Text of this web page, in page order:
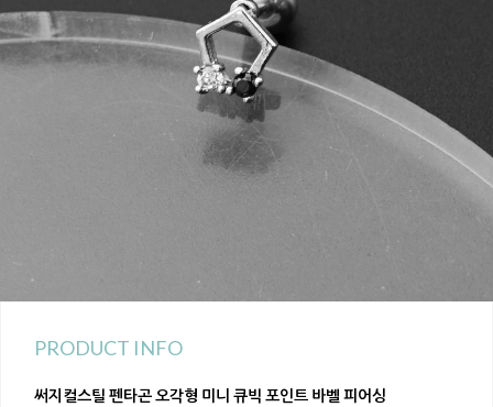
PRODUCT INFO
써지컬스틸 펜타곤 오각형 미니 큐빅 포인트 바벨 피어싱